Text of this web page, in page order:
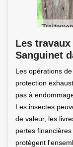
Les
Sanguinet
Les opérations
protection
pas à
Les insectes
de valeur, les
pertes
protègent